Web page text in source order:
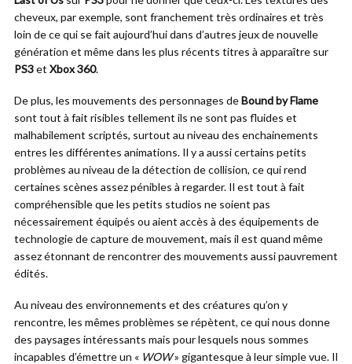
cheveux, par exemple, sont franchement très ordinaires et très
loin de ce qui se fait aujourd’hui dans d’autres jeux de nouvelle
génération et même dans les plus récents titres à apparaître sur
PS3et Xbox 360.
De plus, les mouvements des personnages deBound by Flame
sont tout à fait risibles tellement ils ne sont pas fluides et
malhabilement scriptés, surtout au niveau des enchainements
entres les différentes animations. Il y a aussi certains petits
problèmes au niveau de la détection de collision, ce qui rend
certaines scènes assez pénibles à regarder. Il est tout à fait
compréhensible que les petits studios ne soient pas
nécessairement équipés ou aient accès à des équipements de
technologie de capture de mouvement, mais il est quand même
assez étonnant de rencontrer des mouvements aussi pauvrement
édités.
Au niveau des environnements et des créatures qu’on y
rencontre, les mêmes problèmes se répètent, ce qui nous donne
des paysages intéressants mais pour lesquels nous sommes
incapables d’émettre un « WOW» gigantesque à leur simple vue. Il